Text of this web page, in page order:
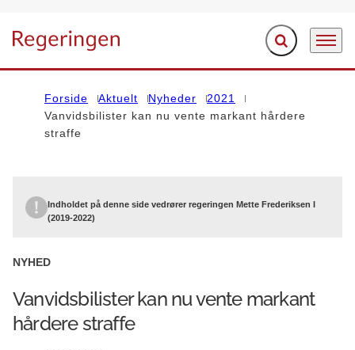
Gå til forsiden Fold søgefelt ud
Menu
Forside Aktuelt Nyheder
2021
Vanvidsbilister kan nu vente markant hårdere
straffe
Indholdet på denne side vedrører regeringen Mette Frederiksen I
(2019-2022)
NYHED
Vanvidsbilister kan nu vente markant
hårdere straffe